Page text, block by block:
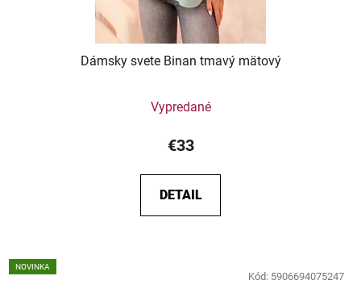
Dámsky svete Binan tmavý mätový
Vypredané
€33
DETAIL
NOVINKA
Kód: 5906694075247